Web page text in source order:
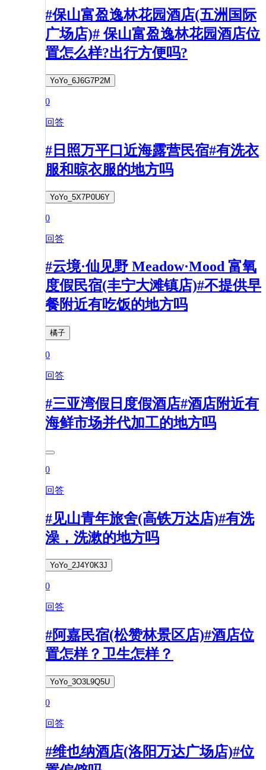
#保山富盈逸林花园酒店(五洲国际
广场店)# 保山富盈逸林花园酒店位
置怎么样?出行方便吗?
YoYo_6J6G7P2M
0
回答
#日照万平口近海露营民宿#有洗衣
服和晾衣服的地方吗
YoYo_5X7P0U6Y
0
回答
#云境·仙见野 Meadow·Mood 富氧
度假民宿(丰宁大滩镇店)#不提供早
餐附近有吃饭的地方吗
橘子
0
回答
#三亚湾假日度假酒店#酒店附近有
海鲜市场并代加工的地方吗
0
回答
#见山青年旅舍(高铁万达店)#有洗
澡，洗漱的地方吗
YoYo_2J4Y0K3J
0
回答
#阿嘉民宿(松赞林景区店)#酒店位
置怎样？卫生怎样？
YoYo_3O3L9Q5U
0
回答
#维也纳酒店(洛阳万达广场店)#位